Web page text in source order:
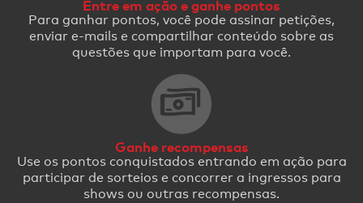
Entre em ação e ganhe pontos
Para ganhar pontos, você pode assinar petições,
enviar e-mails e compartilhar conteúdo sobre as
questões que importam para você.
Ganhe recompensas
Use os pontos conquistados entrando em ação para
participar de sorteios e concorrer a ingressos para
shows ou outras recompensas.